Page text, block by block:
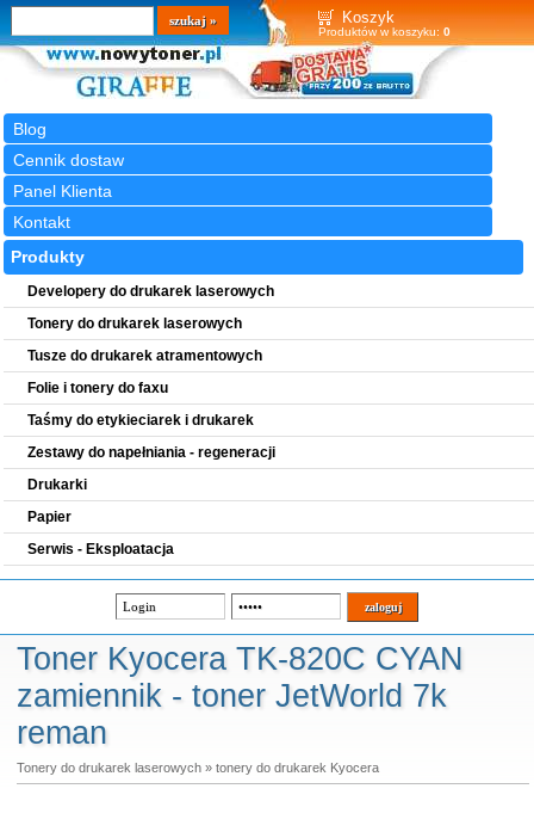
Koszyk
Produktów w koszyku: 0
Blog
Cennik dostaw
Panel Klienta
Kontakt
Wyszukiwarka
szukaj
Produkty
Developery do drukarek laserowych
Tonery do drukarek laserowych
Tusze do drukarek atramentowych
Folie i tonery do faxu
Taśmy do etykieciarek i drukarek
Zestawy do napełniania - regeneracji
Drukarki
Papier
Serwis - Eksploatacja
Toner Kyocera TK-820C CYAN
zamiennik - toner JetWorld 7k
reman
Tonery do drukarek laserowych» tonery do drukarek Kyocera